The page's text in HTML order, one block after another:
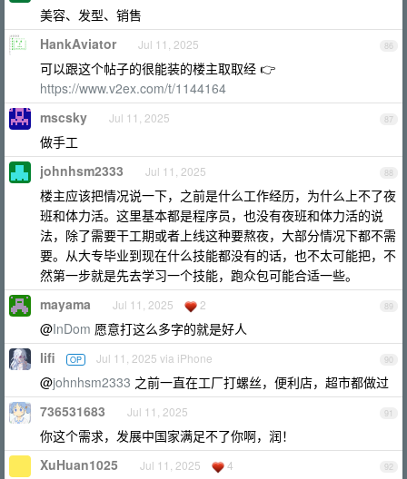
美容、发型、销售
86
HankAviator Jul 11, 2025
可以跟这个帖子的很能装的楼主取取经 👉
https://www.v2ex.com/t/1144164
87
mscsky Jul 11, 2025
做手工
88
johnhsm2333 Jul 11, 2025
楼主应该把情况说一下，之前是什么工作经历，为什么上不了夜
班和体力活。这里基本都是程序员，也没有夜班和体力活的说
法，除了需要干工期或者上线这种要熬夜，大部分情况下都不需
要。从大专毕业到现在什么技能都没有的话，也不太可能把，不
然第一步就是先去学习一个技能，跑众包可能合适一些。
89
mayama Jul 11, 2025 2
@InDom 愿意打这么多字的就是好人
90
lifi OP Jul 11, 2025 via iPhone
@johnhsm2333 之前一直在工厂打螺丝，便利店，超市都做过
91
736531683 Jul 11, 2025
你这个需求，发展中国家满足不了你啊，润！
92
XuHuan1025 Jul 11, 2025 4